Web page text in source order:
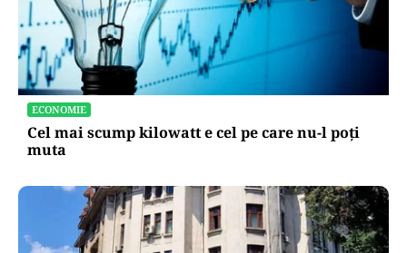
ECONOMIE
Cel mai scump kilowatt e cel pe care nu-l poți
muta